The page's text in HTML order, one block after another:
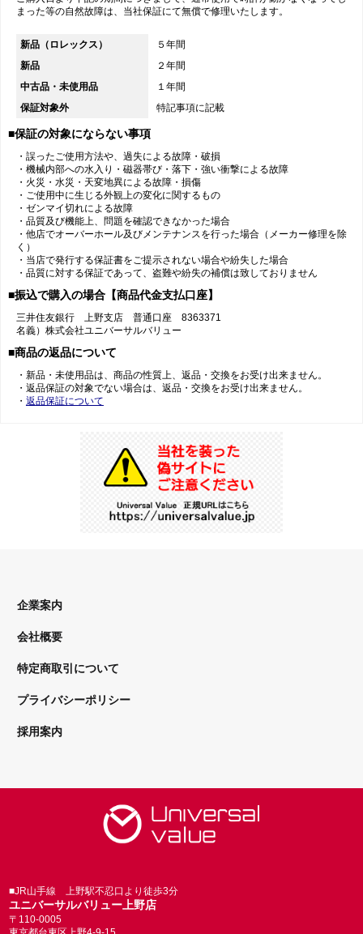
まった等の自然故障は、当社保証にて無償で修理いたします。
新品（ロレックス）
５年間
新品
２年間
中古品・未使用品
１年間
保証対象外
特記事項に記載
■保証の対象にならない事項
・誤ったご使用方法や、過失による故障・破損
・機械内部への水入り・磁器帯び・落下・強い衝撃による故障
・火災・水災・天変地異による故障・損傷
・ご使用中に生じる外観上の変化に関するもの
・ゼンマイ切れによる故障
・品質及び機能上、問題を確認できなかった場合
・他店でオーバーホール及びメンテナンスを行った場合（メーカー修理を除
く）
・当店で発行する保証書をご提示されない場合や紛失した場合
・品質に対する保証であって、盗難や紛失の補償は致しておりません
■振込で購入の場合【商品代金支払口座】
三井住友銀行 上野支店 普通口座 8363371
名義）株式会社ユニバーサルバリュー
■商品の返品について
・新品・未使用品は、商品の性質上、返品・交換をお受け出来ません。
・返品保証の対象でない場合は、返品・交換をお受け出来ません。
・ 返品保証について
企業案内
会社概要
特定商取引について
プライバシーポリシー
採用案内
■JR山手線 上野駅不忍口より徒歩3分
ユニバーサルバリュー上野店
〒110-0005